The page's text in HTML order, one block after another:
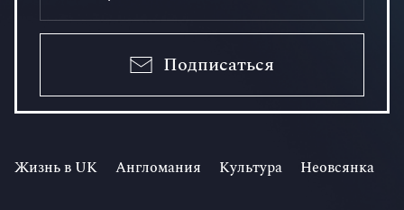
Подписаться
Жизнь в UK Англомания Культура Неовсянка